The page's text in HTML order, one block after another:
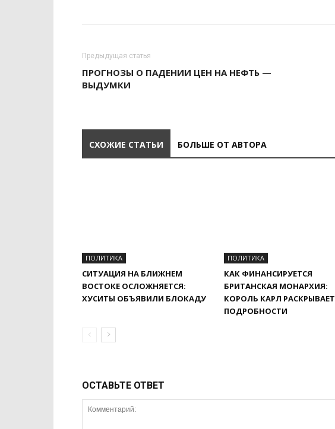
Предыдущая статья
ПРОГНОЗЫ О ПАДЕНИИ ЦЕН НА НЕФТЬ —
ВЫДУМКИ
СХОЖИЕ СТАТЬИ БОЛЬШЕ ОТ АВТОРА
ПОЛИТИКА
СИТУАЦИЯ НА БЛИЖНЕМ
ВОСТОКЕ ОСЛОЖНЯЕТСЯ:
ХУСИТЫ ОБЪЯВИЛИ БЛОКАДУ
ПОЛИТИКА
КАК ФИНАНСИРУЕТСЯ
БРИТАНСКАЯ МОНАРХИЯ:
КОРОЛЬ КАРЛ РАСКРЫВАЕТ
ПОДРОБНОСТИ
ОСТАВЬТЕ ОТВЕТ